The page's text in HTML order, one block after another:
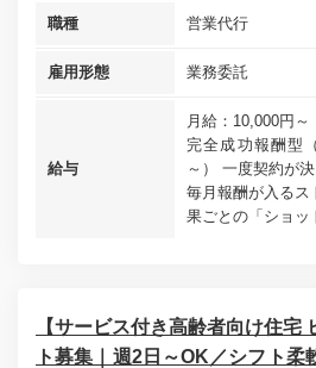
職種 営業代行
雇用形態 業務委託
給与
月給：10,000円～
完全成功報酬型
～） 一度契約が
毎月報酬が入るス
果ごとの「ショッ
【サービス付き高齢者向け住宅
ト募集｜週2日～OK／シフト